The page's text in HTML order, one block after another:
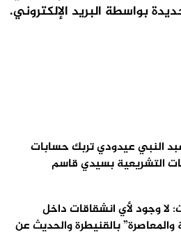
بواسطة البريد الإلكتروني.
النبي عيدودي تربك حسابات
التشريعية بسيدي قاسم
لا وجود لأي انشقاقات داخل
والمعاصرة” بالقنيطرة والحديث عن